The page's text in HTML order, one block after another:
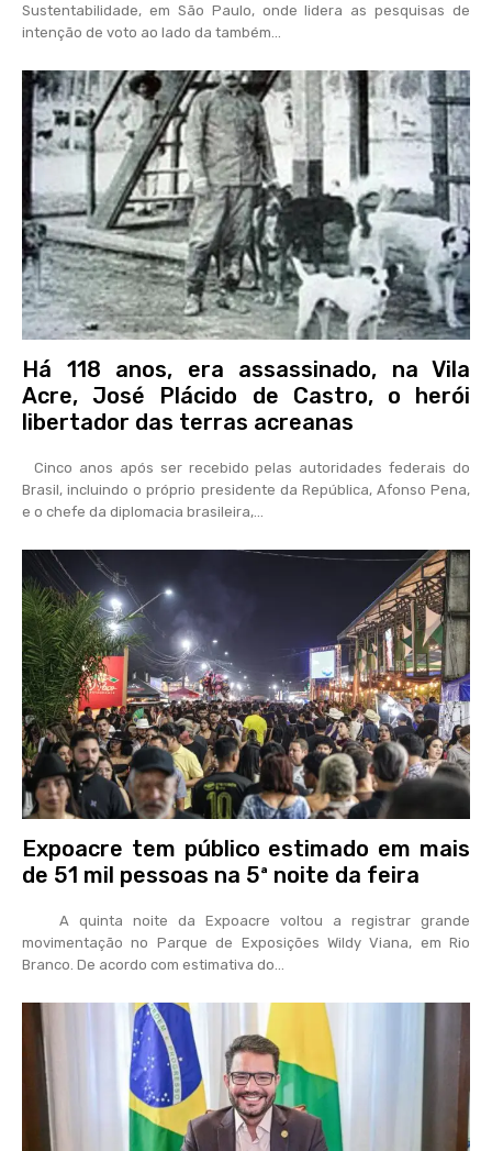
Sustentabilidade, em São Paulo, onde lidera as pesquisas de
intenção de voto ao lado da também...
Há 118 anos, era assassinado, na Vila
Acre, José Plácido de Castro, o herói
libertador das terras acreanas
Brasil, incluindo o próprio presidente da República, Afonso Pena,
e o chefe da diplomacia brasileira,...
Expoacre tem público estimado em mais
de 51 mil pessoas na 5ª noite da feira
movimentação no Parque de Exposições Wildy Viana, em Rio
Branco. De acordo com estimativa do...